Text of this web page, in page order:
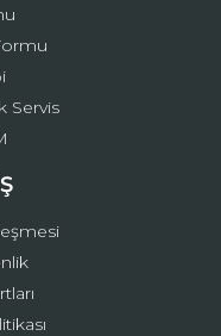
Servis